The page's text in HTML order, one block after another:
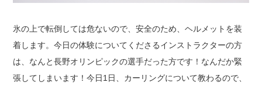
氷の上で転倒しては危ないので、安全のため、ヘルメットを装
着します。今日の体験についてくださるインストラクターの方
は、なんと長野オリンピックの選手だった方です！ なんだか緊
張してしまいます！今日1日、カーリングについて教わるので、